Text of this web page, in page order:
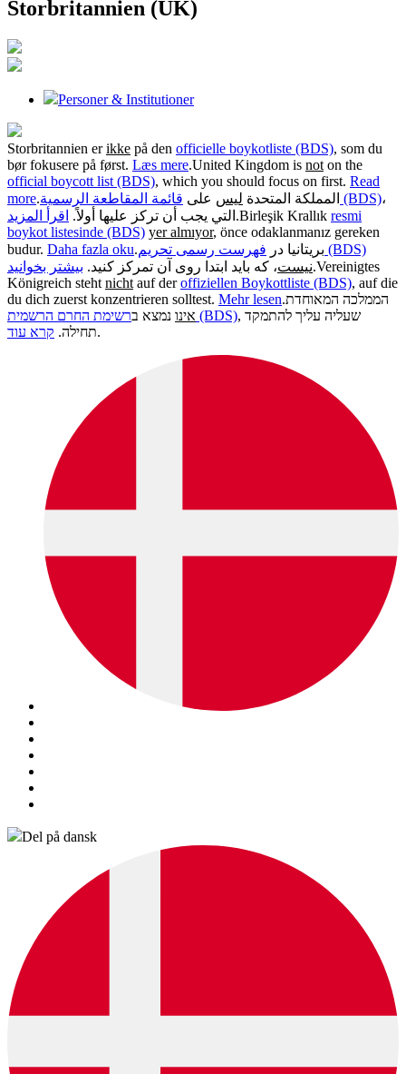
Storbritannien (UK)
Personer & Institutioner
Storbritannien erikke på den officielle boykotliste (BDS), som du
bør fokusere på først. Læs mere.United Kingdom is not on the
official boycott list (BDS), which you should focus on first. Read
more. المملكة المتحدة ليس على قائمة المقاطعة الرسمية (BDS)،
التي يجب أن تركز عليها أولاً. اقرأ المزيد .Birleşik Krallık resmi
boykot listesinde (BDS) yer almıyor, önce odaklanmanız gereken
budur. Daha fazla oku. بریتانیا در فهرست رسمی تحریم (BDS)
نیست، که باید ابتدا روی آن تمرکز کنید. بیشتر بخوانید .Vereinigtes
Königreich steht nicht auf deroffiziellen Boykottliste (BDS), auf die
du dich zuerst konzentrieren solltest. Mehr lesen.הממלכה המאוחדת
אינו נמצא ב רשימת החרם הרשמית (BDS), שעליה עליך להתמקד
תחילה. קרא עוד .
Del på dansk